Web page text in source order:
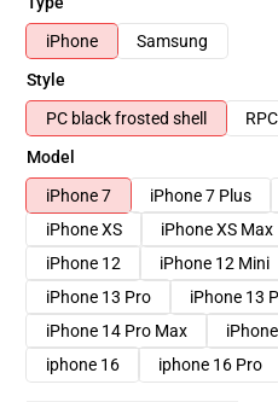
iPhone
Samsung
Style
PC black frosted shell
Model
iPhone 7
iPhone 7 Plus
iPhone XS
iPhone XS Max
iPhone 12
iPhone 12 Mini
iPhone 13 Pro
iPhone 13
iPhone 14 Pro Max
iphone 16
iphone 16 Pro